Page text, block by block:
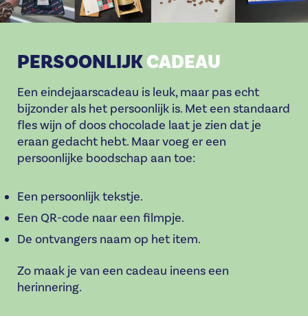
PERSOONLIJKCADEAU
Een eindejaarscadeau is leuk, maar pas echt
bijzonder als het persoonlijk is. Met een standaard
fles wijn of doos chocolade laat je zien dat je
eraan gedacht hebt. Maar voeg er een
persoonlijke boodschap aan toe:
Een persoonlijk tekstje.
Een QR-code naar een filmpje.
De ontvangers naam op het item.
Zo maak je van een cadeau ineens een
herinnering.